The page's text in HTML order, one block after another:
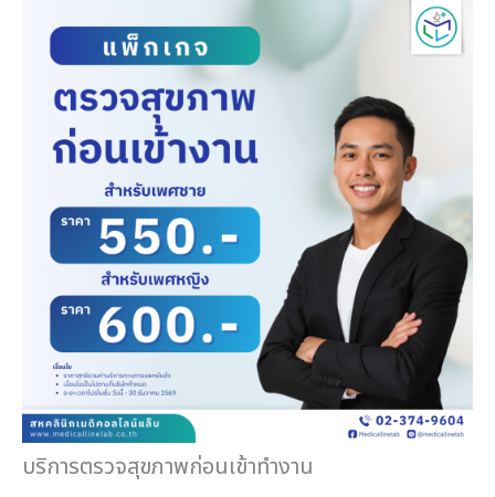
บริการตรวจสุขภาพก่อนเข้าทำงาน